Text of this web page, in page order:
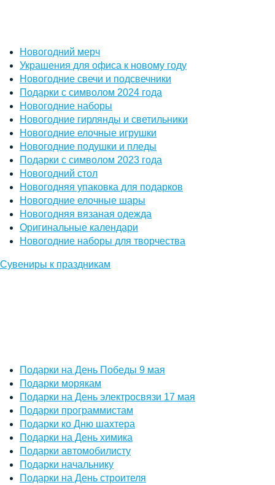
Новогодний мерч
Украшения для офиса к новому году
Новогодние свечи и подсвечники
Подарки с символом 2024 года
Новогодние наборы
Новогодние гирлянды и светильники
Новогодние елочные игрушки
Новогодние подушки и пледы
Подарки с символом 2023 года
Новогодний стол
Новогодняя упаковка для подарков
Новогодние елочные шары
Новогодняя вязаная одежда
Оригинальные календари
Новогодние наборы для творчества
Сувениры к праздникам
Подарки на День Победы 9 мая
Подарки морякам
Подарки на День электросвязи 17 мая
Подарки программистам
Подарки ко Дню шахтера
Подарки на День химика
Подарки автомобилисту
Подарки начальнику
Подарки на День строителя